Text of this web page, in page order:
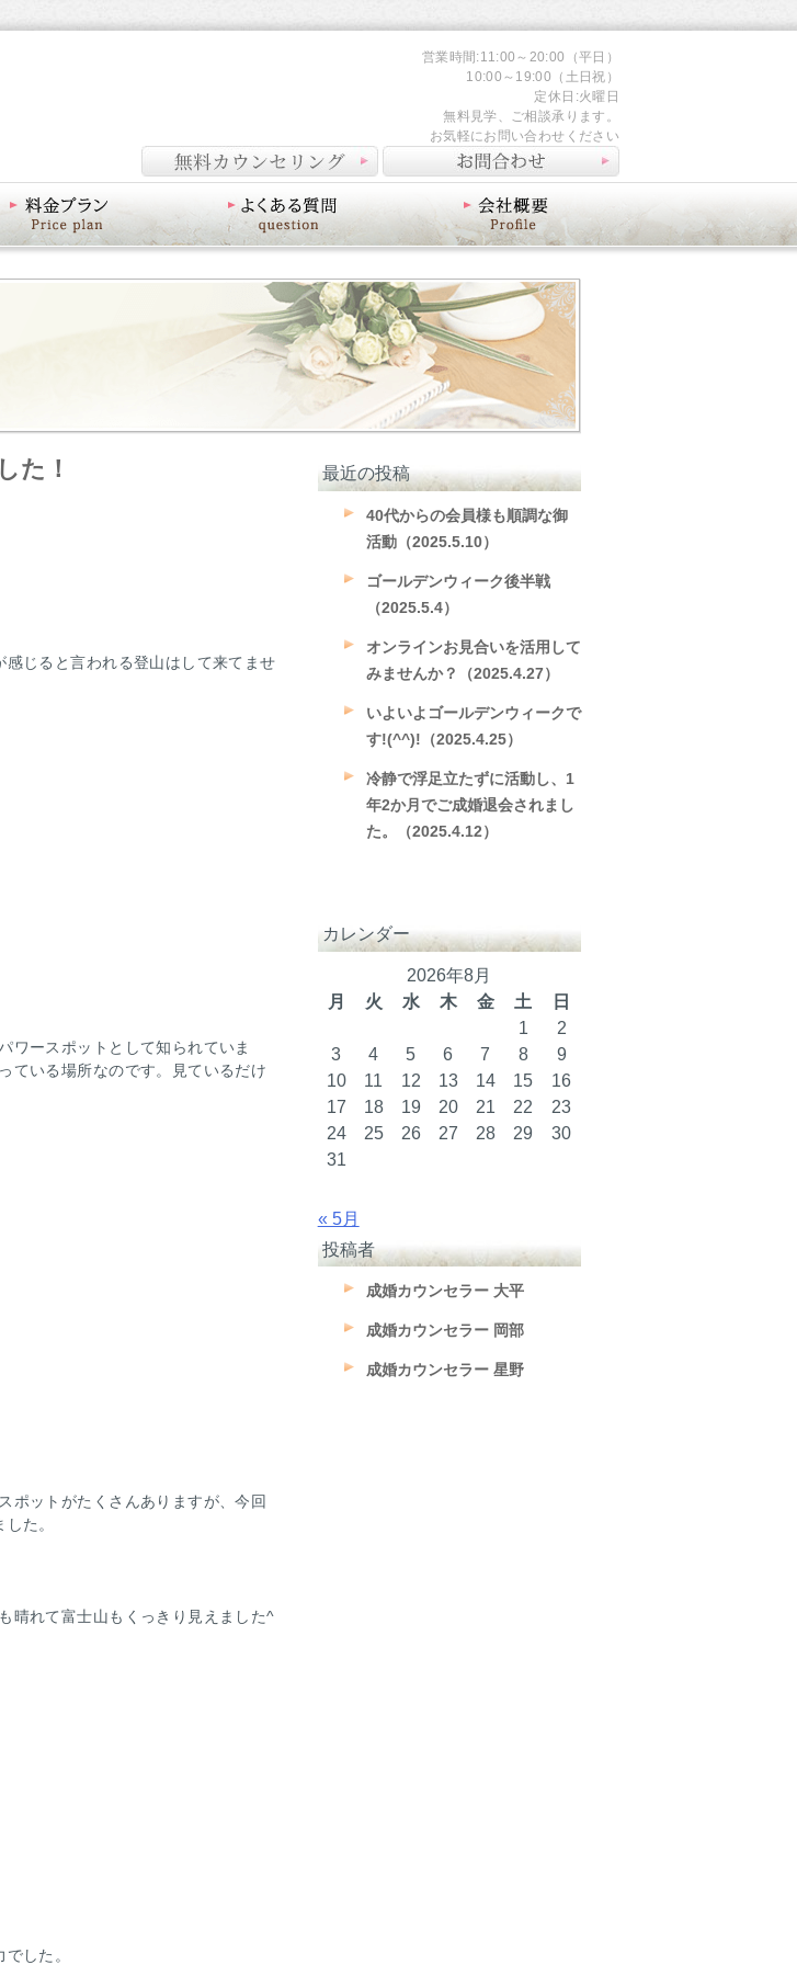
営業時間:11:00～20:00（平日）
10:00～19:00（土日祝）
定休日:火曜日
無料見学、ご相談承ります。
お気軽にお問い合わせください
た！
じると言われる登山はして来てませ
ワースポットとして知られていま
ている場所なのです。見ているだけ
ポットがたくさんありますが、今回
た。
晴れて富士山もくっきり見えました^
した。
最近の投稿
40代からの会員様も順調な御
活動（2025.5.10）
ゴールデンウィーク後半戦
（2025.5.4）
オンラインお見合いを活用して
みませんか？（2025.4.27）
いよいよゴールデンウィークで
す!(^^)!（2025.4.25）
冷静で浮足立たずに活動し、1
年2か月でご成婚退会されまし
た。（2025.4.12）
カレンダー
2026年8月
月
火 水 木 金 土
日
1
2
3
4 5 6 7 8
9
10
11 12 13 14 15
16
17
18 19 20 21 22
23
24
25 26 27 28 29
30
31
« 5月
投稿者
成婚カウンセラー 大平
成婚カウンセラー 岡部
成婚カウンセラー 星野